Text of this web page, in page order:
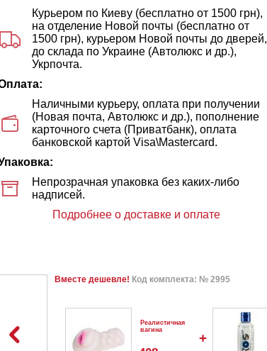
Курьером по Киеву (бесплатно от 1500 грн),
на отделение Новой почты (бесплатно от
1500 грн), курьером Новой почты до дверей,
до склада по Украине (Автолюкс и др.),
Укрпочта.
Наличными курьеру, оплата при получении
(Новая почта, Автолюкс и др.), пополнение
карточного счета (Приватбанк), оплата
банковской картой Visa\Mastercard.
Непрозрачная упаковка без каких-либо
надписей.
Подробнее о доставке и оплате
Вместе дешевле! Код комплекта: № 2995
Реалистичная
вагина
+